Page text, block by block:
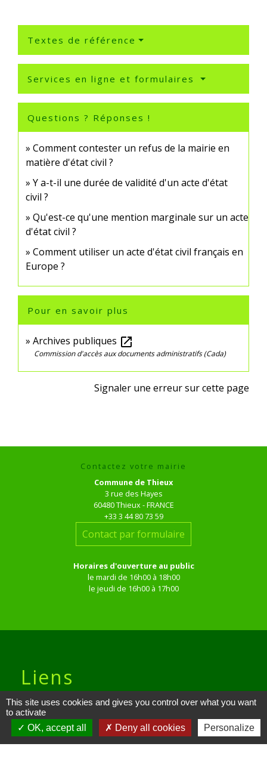
Textes de référence
Services en ligne et formulaires
Questions ? Réponses !
Comment contester un refus de la mairie en
matière d'état civil ?
Y a-t-il une durée de validité d'un acte d'état
civil ?
Qu'est-ce qu'une mention marginale sur un acte
d'état civil ?
Comment utiliser un acte d'état civil français en
Europe ?
Pour en savoir plus
Archives publiques open_in_new
Commission d'accès aux documents administratifs (Cada)
Signaler une erreur sur cette page
Contactez votre mairie
Commune de Thieux
3 rue des Hayes
60480 Thieux - FRANCE
+33 3 44 80 73 59
Contact par formulaire
Horaires d'ouverture au public
le mardi de 16h00 à 18h00
le jeudi de 16h00 à 17h00
Liens
Site réalisé par KOM Conseil
Oise mobilité
This site uses cookies and gives you control over what you want
to activate
OK, accept all
Deny all cookies Personalize